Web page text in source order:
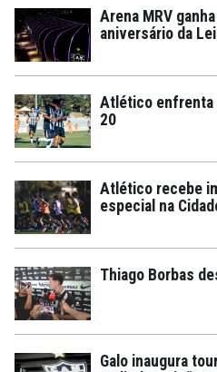
Arena MRV
aniversário da
Atlético enfrenta
20
Atlético recebe
especial na
Thiago Borbas
Galo inaugura